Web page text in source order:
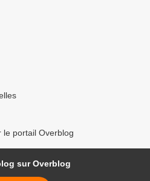
le portail Overblog
sur Overblog